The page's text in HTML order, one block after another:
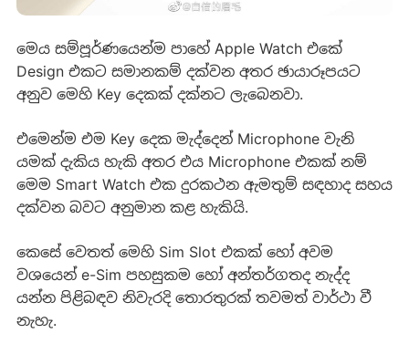
මෙය සම්පූර්ණයෙන්ම පාහේ Apple Watch එකේ
Design එකට සමානකම් දක්වන අතර ඡායාරූපයට
අනුව මෙහි Key දෙකක් දක්නට ලැබෙනවා.
එමෙන්ම එම Key දෙක මැද්දෙන් Microphone වැනි
යමක් දැකිය හැකි අතර එය Microphone එකක් නම්
මෙම Smart Watch එක දුරකථන ඇමතුම් සඳහාද සහය
දක්වන බවට අනුමාන කළ හැකියි.
කෙසේ වෙතත් මෙහි Sim Slot එකක් හෝ අවම
වශයෙන් e-Sim පහසුකම හෝ අන්තර්ගතද නැද්ද
යන්න පිළිබඳව නිවැරදි තොරතුරක් තවමත් වාර්ථා වී
නැහැ.